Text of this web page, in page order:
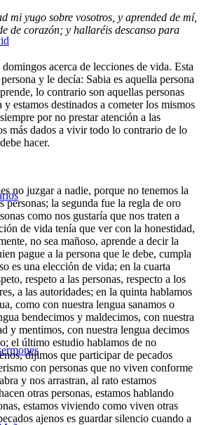
mi yugo sobre vosotros, y aprended de mí,
de corazón; y hallaréis descanso para
acerca de lecciones de vida. Esta
y le decía: Sabia es aquella persona
lo contrario son aquellas personas
estamos destinados a cometer los mismos
por no prestar atención a las
más dados a vivir todo lo contrario de lo
hacer.
no juzgar a nadie, porque no tenemos la
personas; la segunda fue la regla de oro
como nos gustaría que nos traten a
de vida tenía que ver con la honestidad,
no sea mañoso, aprende a decir la
pague a la persona que le debe, cumpla
es una elección de vida; en la cuarta
respeto a las personas, respecto a los
a las autoridades; en la quinta hablamos
como con nuestra lengua sanamos o
bendecimos y maldecimos, con nuestra
y mentimos, con nuestra lengua decimos
el último estudio hablamos de no
dijimos que participar de pecados
con personas que no viven conforme
y nos arrastran, al rato estamos
otras personas, estamos hablando
estamos viviendo como viven otras
ajenos es guardar silencio cuando a